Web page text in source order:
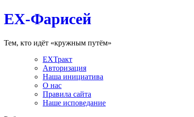
EX-Фарисей
Тем, кто идёт «кружным путём»
EXТракт
Авторизация
Наша инициатива
О нас
Правила сайта
Наше исповедание